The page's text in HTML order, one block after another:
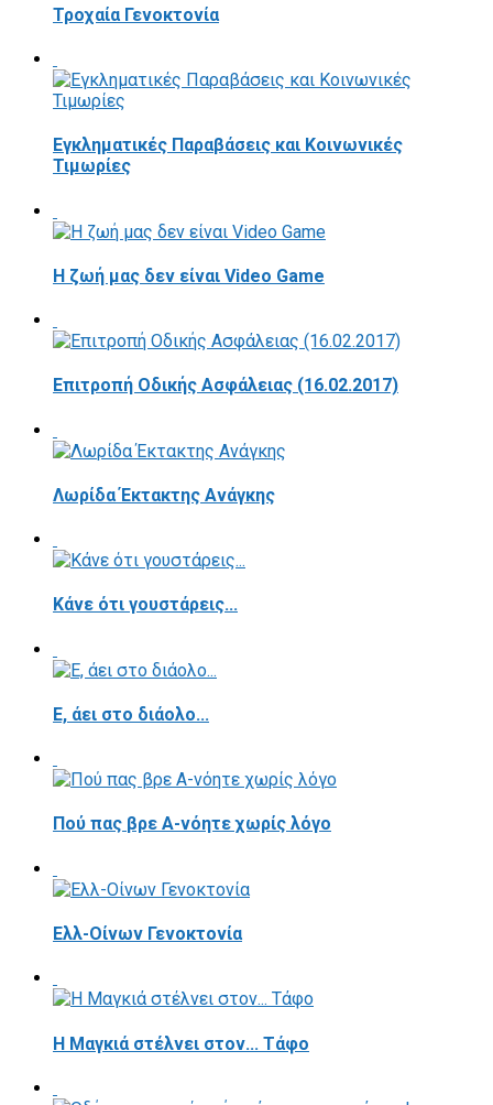
Τροχαία Γενοκτονία
Εγκληματικές Παραβάσεις και Κοινωνικές
Τιμωρίες
Η ζωή μας δεν είναι Video Game
Επιτροπή Οδικής Ασφάλειας (16.02.2017)
Λωρίδα Έκτακτης Ανάγκης
Κάνε ότι γουστάρεις...
E, άει στο διάολο...
Πού πας βρε Α-νόητε χωρίς λόγο
Ελλ-Οίνων Γενοκτονία
H Μαγκιά στέλνει στον... Τάφο